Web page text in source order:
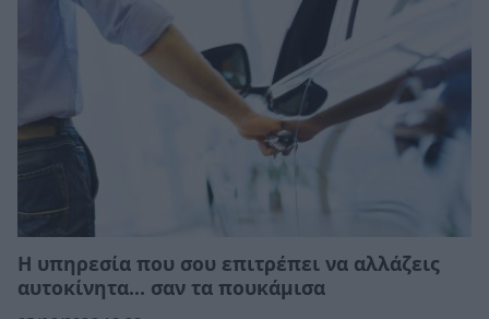
Η υπηρεσία που σου επιτρέπει να αλλάζεις
αυτοκίνητα... σαν τα πουκάμισα